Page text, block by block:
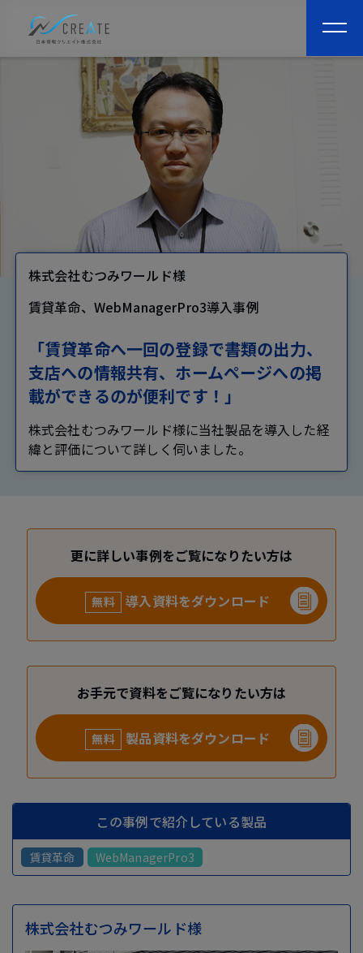
株式会社むつみワールド様
賃貸革命、WebManagerPro3導入事例
「賃貸革命へ一回の登録で書類の出力、
支店への情報共有、ホームページへの掲
載ができるのが便利です！」
株式会社むつみワールド様に当社製品を導入した経
緯と評価について詳しく伺いました。
更に詳しい事例をご覧になりたい方は
無料 導入資料をダウンロード
お手元で資料をご覧になりたい方は
無料 製品資料をダウンロード
この事例で紹介している製品
賃貸革命 WebManagerPro3
株式会社むつみワールド様